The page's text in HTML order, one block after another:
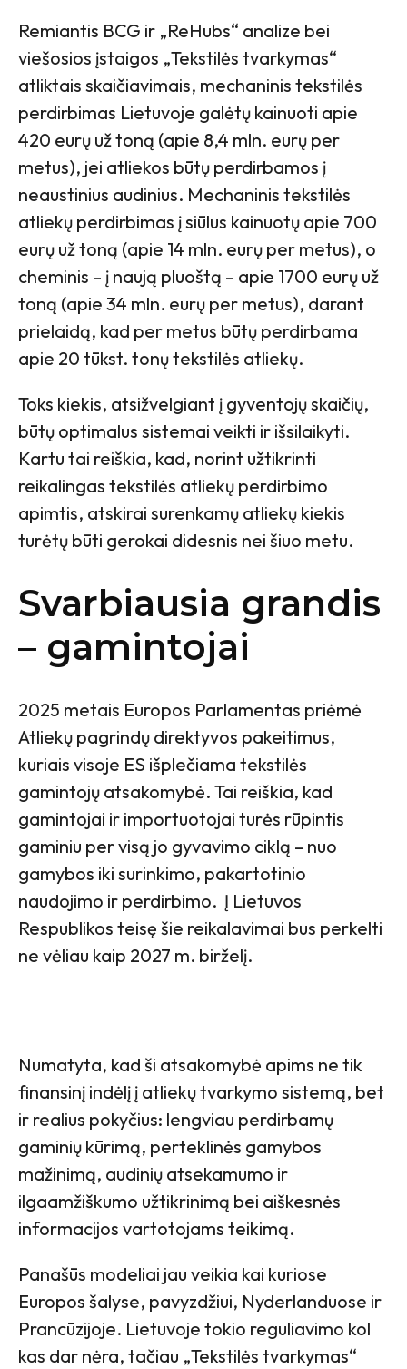
Remiantis BCG ir „ReHubs“ analize bei
viešosios įstaigos „Tekstilės tvarkymas“
atliktais skaičiavimais, mechaninis tekstilės
perdirbimas Lietuvoje galėtų kainuoti apie
420 eurų už toną (apie 8,4 mln. eurų per
metus), jei atliekos būtų perdirbamos į
neaustinius audinius. Mechaninis tekstilės
atliekų perdirbimas į siūlus kainuotų apie 700
eurų už toną (apie 14 mln. eurų per metus), o
cheminis – į naują pluoštą – apie 1700 eurų už
toną (apie 34 mln. eurų per metus), darant
prielaidą, kad per metus būtų perdirbama
apie 20 tūkst. tonų tekstilės atliekų.
Toks kiekis, atsižvelgiant į gyventojų skaičių,
būtų optimalus sistemai veikti ir išsilaikyti.
Kartu tai reiškia, kad, norint užtikrinti
reikalingas tekstilės atliekų perdirbimo
apimtis, atskirai surenkamų atliekų kiekis
turėtų būti gerokai didesnis nei šiuo metu.
Svarbiausia grandis
– gamintojai
2025 metais Europos Parlamentas priėmė
Atliekų pagrindų direktyvos pakeitimus,
kuriais visoje ES išplečiama tekstilės
gamintojų atsakomybė. Tai reiškia, kad
gamintojai ir importuotojai turės rūpintis
gaminiu per visą jo gyvavimo ciklą – nuo
gamybos iki surinkimo, pakartotinio
naudojimo ir perdirbimo. Į Lietuvos
Respublikos teisę šie reikalavimai bus perkelti
ne vėliau kaip 2027 m. birželį.
Numatyta, kad ši atsakomybė apims ne tik
finansinį indėlį į atliekų tvarkymo sistemą, bet
ir realius pokyčius: lengviau perdirbamų
gaminių kūrimą, perteklinės gamybos
mažinimą, audinių atsekamumo ir
ilgaamžiškumo užtikrinimą bei aiškesnės
informacijos vartotojams teikimą.
Panašūs modeliai jau veikia kai kuriose
Europos šalyse, pavyzdžiui, Nyderlanduose ir
Prancūzijoje. Lietuvoje tokio reguliavimo kol
kas dar nėra, tačiau „Tekstilės tvarkymas“